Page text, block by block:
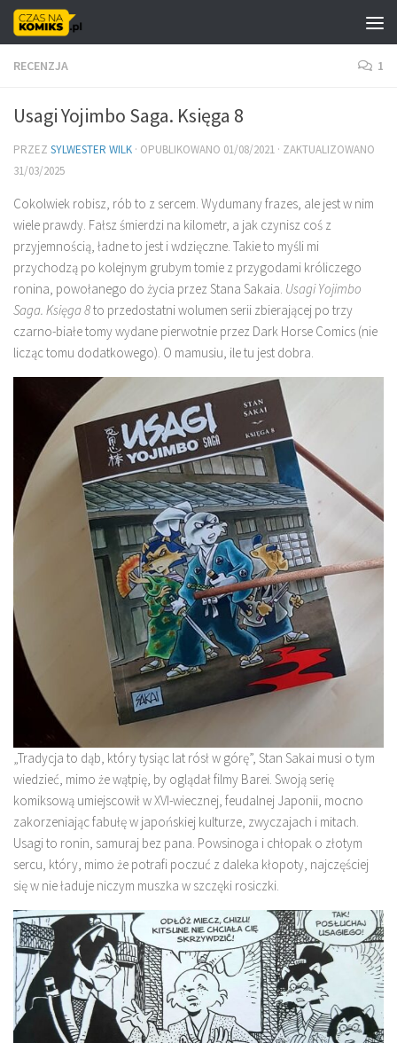
Skip to content
RECENZJA 1
Usagi Yojimbo Saga. Księga 8
PRZEZ SYLWESTER WILK · OPUBLIKOWANO 01/08/2021 · ZAKTUALIZOWANO
31/03/2025
Cokolwiek robisz, rób to z sercem. Wydumany frazes, ale jest w nim
wiele prawdy. Fałsz śmierdzi na kilometr, a jak czynisz coś z
przyjemnością, ładne to jest i wdzięczne. Takie to myśli mi
przychodzą po kolejnym grubym tomie z przygodami króliczego
ronina, powołanego do życia przez Stana Sakaia. Usagi Yojimbo
Saga. Księga 8to przedostatni wolumen serii zbierającej po trzy
czarno-białe tomy wydane pierwotnie przez Dark Horse Comics (nie
licząc tomu dodatkowego). O mamusiu, ile tu jest dobra.
„Tradycja to dąb, który tysiąc lat rósł w górę”, Stan Sakai musi o tym
wiedzieć, mimo że wątpię, by oglądał filmy Barei. Swoją serię
komiksową umiejscowił w XVI-wiecznej, feudalnej Japonii, mocno
zakorzeniając fabułę w japońskiej kulturze, zwyczajach i mitach.
Usagi to ronin, samuraj bez pana. Powsinoga i chłopak o złotym
sercu, który, mimo że potrafi poczuć z daleka kłopoty, najczęściej
się w nie ładuje niczym muszka w szczęki rosiczki.